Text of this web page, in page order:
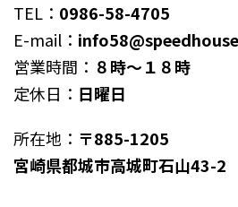
TEL： 0986-58-4705
E-mail：
営業時間： ８時～１８時
定休日： 日曜日
所在地： 〒885-1205
宮崎県都城市高城町石山43-2